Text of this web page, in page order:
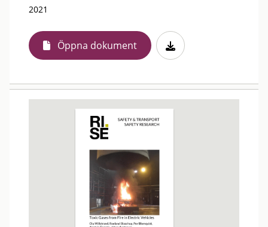
2021
Öppna dokument